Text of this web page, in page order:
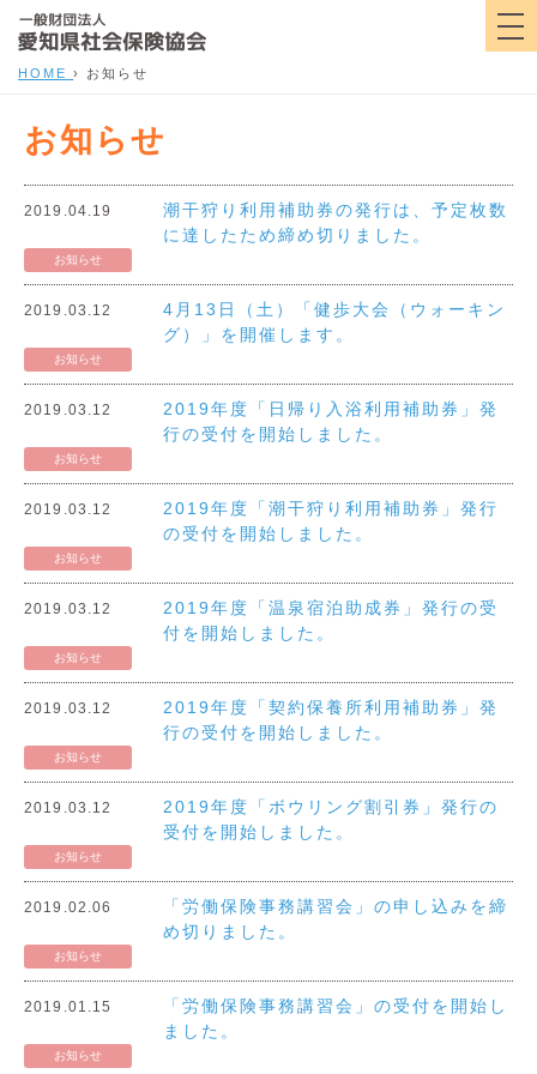
HOME › お知らせ
お知らせ
潮干狩り利用補助券の発行は、予定枚数
に達したため締め切りました。
2019.04.19
お知らせ
4月13日（土）「健歩大会（ウォーキン
グ）」を開催します。
2019.03.12
お知らせ
2019年度「日帰り入浴利用補助券」発
行の受付を開始しました。
2019.03.12
お知らせ
2019年度「潮干狩り利用補助券」発行
の受付を開始しました。
2019.03.12
お知らせ
2019年度「温泉宿泊助成券」発行の受
付を開始しました。
2019.03.12
お知らせ
2019年度「契約保養所利用補助券」発
行の受付を開始しました。
2019.03.12
お知らせ
2019年度「ボウリング割引券」発行の
受付を開始しました。
2019.03.12
お知らせ
「労働保険事務講習会」の申し込みを締
め切りました。
2019.02.06
お知らせ
「労働保険事務講習会」の受付を開始し
ました。
2019.01.15
お知らせ